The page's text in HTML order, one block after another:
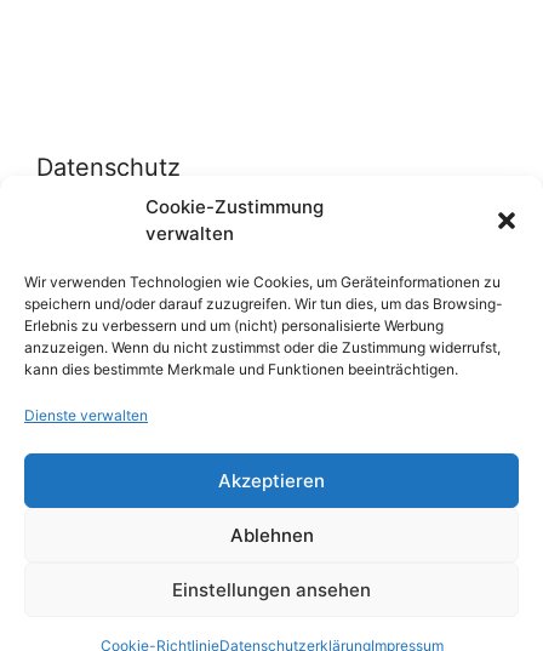
Cookie-Zustimmung
verwalten
Wir verwenden Technologien wie Cookies, um Geräteinformationen zu
speichern und/oder darauf zuzugreifen. Wir tun dies, um das Browsing-
Erlebnis zu verbessern und um (nicht) personalisierte Werbung
anzuzeigen. Wenn du nicht zustimmst oder die Zustimmung widerrufst,
kann dies bestimmte Merkmale und Funktionen beeinträchtigen.
Dienste verwalten
Akzeptieren
Ablehnen
Einstellungen ansehen
Cookie-RichtlinieDatenschutzerklärungImpressum
Datenschutz
Datenschutzerklärung
Cookie-Richtlinie (EU)
Über uns
Impressum
Werben auf inn-sider
Einkaufen bei INN-SIDER-Partnern
© 2026 inn-sider.com• Erstellt mitGeneratePress